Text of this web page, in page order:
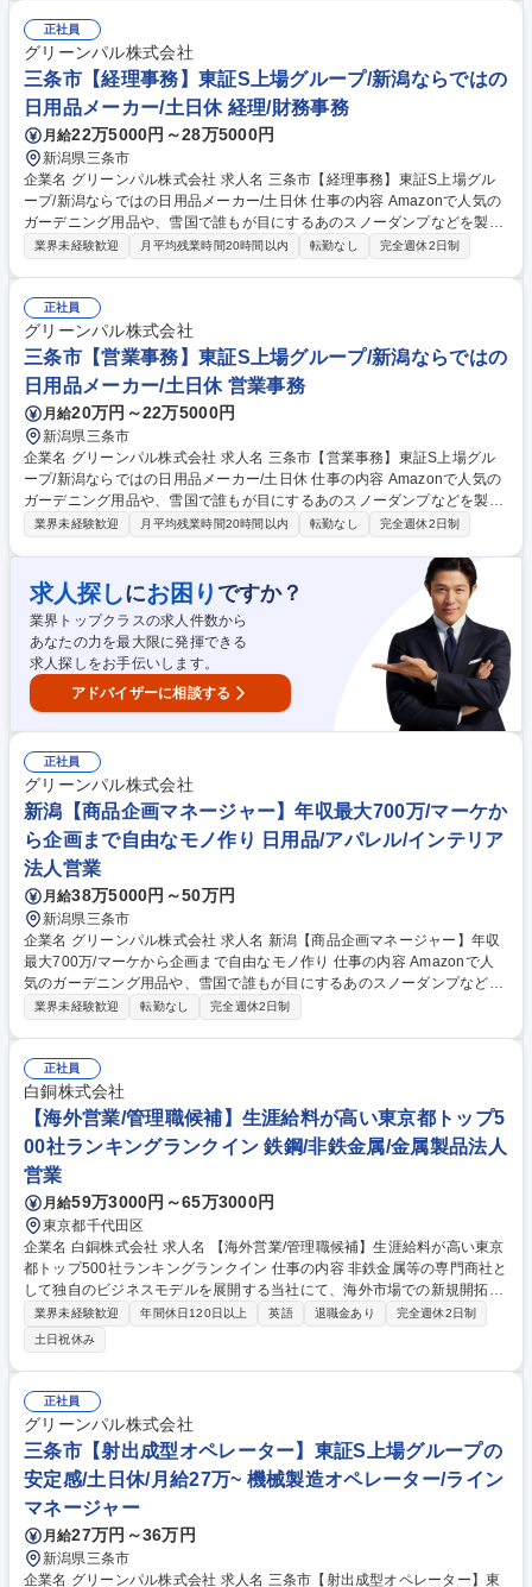
求めております。土日休みで休みも取りやすい環境ですので、子育てやプ
ライベートとの両立が可能です♪ 【当社について】小売店だけでなくECサ
イトや直販(実店舗)へと販路を拡大中。創業100年の安定した地盤の上
で、純粋に「良いもの」を追求する環境です。 募集職種 三条市【総務経
理】東証S上場グループ/新潟ならではの日用品メーカー/土日休
正社員
グリーンパル株式会社
三条市【経理事務】東証S上場グループ/新潟ならではの
日用品メーカー/土日休 経理/財務事務
月給22万5000円～28万5000円
新潟県三条市
企業名 グリーンパル株式会社 求人名 三条市【経理事務】東証S上場グル
ープ/新潟ならではの日用品メーカー/土日休 仕事の内容 Amazonで人気の
ガーデニング用品や、雪国で誰もが目にするあのスノーダンプなどを製造
している当社にて、経理総務人事関連の業務を担当。特に経理業務（入出
求めております。土日休みで休みも取りやすい環境ですので、子育てやプ
ライベートとの両立が可能です♪ 【当社について】小売店だけでなくECサ
イトや直販(実店舗)へと販路を拡大中。創業100年の安定した地盤の上
で、純粋に「良いもの」を追求する環境です。 募集職種 三条市【経理事
務】東証S上場グループ/新潟ならではの日用品メーカー/土日休
業界未経験歓迎 月平均残業時間20時間以内 転勤なし 完全週休2日制
正社員
グリーンパル株式会社
三条市【営業事務】東証S上場グループ/新潟ならではの
日用品メーカー/土日休 営業事務
月給20万円～22万5000円
新潟県三条市
企業名 グリーンパル株式会社 求人名 三条市【営業事務】東証S上場グル
ープ/新潟ならではの日用品メーカー/土日休 仕事の内容 Amazonで人気の
ガーデニング用品や、雪国で誰もが目にするあのスノーダンプなどを製造
している当社にて、営業事務としての業務をお任せします。営業のサポー
務、メール対応、電話対応、請求書発行等 です。 Excelのピボット、V-L
OOKが使えるとご活躍しやすいと思います。 土日休みで休みも取りやす
い環境ですので、子育てやプライベートとの両立が可能です♪ 【当社につ
いて】小売店だけでなくECサイトや直販(実店舗)へと販路を拡大中。創業
100年の安定した地盤の上で、純粋に「良いもの」を追求する環境です。
募集職種 三条市【営業事務】東証S上場グループ/新潟ならではの日用品メ
ーカー/土日休
業界未経験歓迎 月平均残業時間20時間以内 転勤なし 完全週休2日制
求人探しにお困り ですか？
業界トップクラスの求人件数から
あなたの力を最大限に発揮できる
求人探しをお手伝いします。
アドバイザーに相談する
正社員
グリーンパル株式会社
新潟【商品企画マネージャー】年収最大700万/マーケか
ら企画まで自由なモノ作り 日用品/アパレル/インテリア
法人営業
月給38万5000円～50万円
新潟県三条市
企業名 グリーンパル株式会社 求人名 新潟【商品企画マネージャー】年収
最大700万/マーケから企画まで自由なモノ作り 仕事の内容 Amazonで人
気のガーデニング用品や、雪国で誰もが目にするあのスノーダンプなどを
製造している当社にて、自分が「これだ」と信じたものが、製品となって
EM中心)の市場分析、企画から設計デザイン、営業、開発との調整 ■得意
先様との大事な商談などは同席することがございます。(月1-2回) ■小売店
だけではなく、ECサイトや直販(実店舗)へと販路を拡大中。 創業100年の
安定した地盤の上で、ノルマに縛られず、純粋に「良いもの」を追求する
環境です。 募集職種 新潟【商品企画マネージャー】年収最大700万/マー
ケから企画まで自由なモノ作り
業界未経験歓迎 転勤なし 完全週休2日制
正社員
白銅株式会社
【海外営業/管理職候補】生涯給料が高い東京都トップ5
00社ランキングランクイン 鉄鋼/非鉄金属/金属製品法人
営業
月給59万3000円～65万3000円
東京都千代田区
企業名 白銅株式会社 求人名 【海外営業/管理職候補】生涯給料が高い東京
都トップ500社ランキングランクイン 仕事の内容 非鉄金属等の専門商社と
して独自のビジネスモデルを展開する当社にて、海外市場での新規開拓や
既存販売先への提案営業をご担当。入社3～5年後には管理職としてご活躍
いただくことを期待しております。 ■海外市場における新規顧客開拓 ■海
外の既存販売先への提案営業 ■アジア圏を中心とした現地代理店の開拓 ■
米国における海外事業展開の推進 ■入社後は国内営業や製造部門での研修
からスタートし、弊社の理解を深めた後海外営業部へ配属 【魅力】国内に
て経験後に海外駐在の可能性があり、家賃会社負担や手当等待遇も充実。
駐在後は、ご希望と社内状況を踏まえてポジションを決定(最短で入社3か
月後に海外駐在した事例有) 募集職種 【海外営業/管理職候補】生涯給料が
高い東京都トップ500社ランキングランクイン
業界未経験歓迎 年間休日120日以上 英語 退職金あり
完全週休2日制
土日祝休み
正社員
グリーンパル株式会社
三条市【射出成型オペレーター】東証S上場グループの
安定感/土日休/月給27万~ 機械製造オペレーター/ライン
マネージャー
月給27万円～36万円
新潟県三条市
企業名 グリーンパル株式会社 求人名 三条市【射出成型オペレーター】東